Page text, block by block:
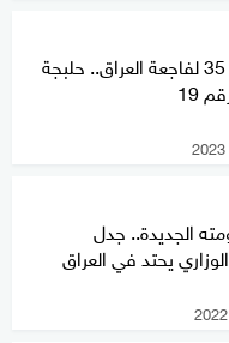
في الذكرى 35 لفاجعة العراق.. حلبجة
19
الجديدة.. جدل
يحتد في العراق